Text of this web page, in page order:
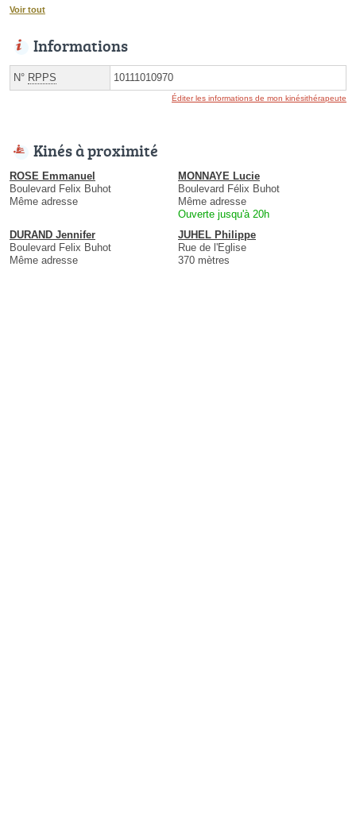
Voir tout
Informations
N° RPPS 10111010970
Éditer les informations de mon kinésithérapeute
Kinés à proximité
ROSE Emmanuel
Boulevard Felix Buhot
Même adresse
MONNAYE Lucie
Boulevard Félix Buhot
Même adresse
Ouverte jusqu'à 20h
DURAND Jennifer
Boulevard Felix Buhot
Même adresse
JUHEL Philippe
Rue de l'Eglise
370 mètres